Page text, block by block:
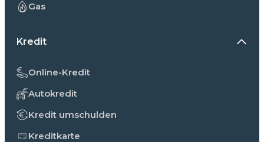
Gas
Kredit
Online-Kredit
Autokredit
Kredit umschulden
Kreditkarte